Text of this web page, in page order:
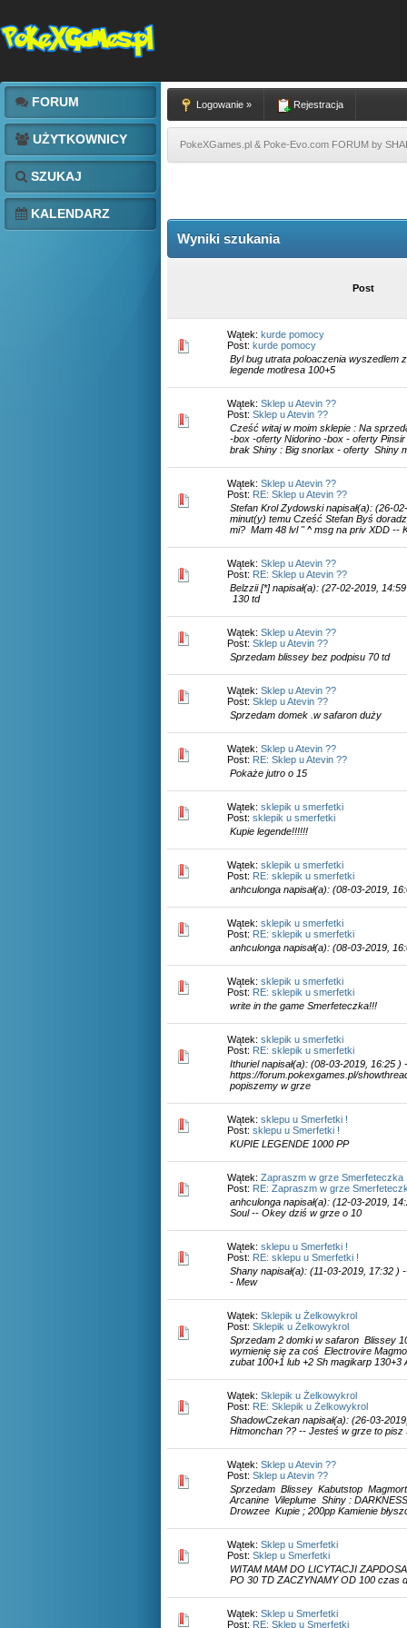
FORUM
UŻYTKOWNICY
SZUKAJ
KALENDARZ
Logowanie » Rejestracja
PokeXGames.pl & Poke-Evo.com FORUM by
Wyniki szukania
Post
Wątek: kurde pomocy
Post: kurde pomocy
Byl bug utrata poloaczenia wyszedlem
legende motlresa 100+5
Wątek: Sklep u Atevin ??
Post: Sklep u Atevin ??
Cześć witaj w moim sklepie : Na
-box -oferty Nidorino -box - oferty
brak Shiny : Big snorlax - oferty Shiny
Wątek: Sklep u Atevin ??
Post: RE: Sklep u Atevin ??
Stefan Krol Zydowski napisał(a): (26-
minut(y) temu Cześć Stefan Byś
mi? Mam 48 lvl " ^ msg na priv XDD --
Wątek: Sklep u Atevin ??
Post: RE: Sklep u Atevin ??
Belzzii [*] napisał(a): (27-02-2019,
130 td
Wątek: Sklep u Atevin ??
Post: Sklep u Atevin ??
Sprzedam blissey bez podpisu 70 td
Wątek: Sklep u Atevin ??
Post: Sklep u Atevin ??
Sprzedam domek .w safaron duży
Wątek: Sklep u Atevin ??
Post: RE: Sklep u Atevin ??
Pokaże jutro o 15
Wątek: sklepik u smerfetki
Post: sklepik u smerfetki
Kupie legende!!!!!!
Wątek: sklepik u smerfetki
Post: RE: sklepik u smerfetki
anhculonga napisał(a): (08-03-2019,
Wątek: sklepik u smerfetki
Post: RE: sklepik u smerfetki
anhculonga napisał(a): (08-03-2019,
Wątek: sklepik u smerfetki
Post: RE: sklepik u smerfetki
write in the game Smerfeteczka!!!
Wątek: sklepik u smerfetki
Post: RE: sklepik u smerfetki
Ithuriel napisał(a): (08-03-2019, 16:25
https://forum.pokexgames.pl/
popiszemy w grze
Wątek: sklepu u Smerfetki !
Post: sklepu u Smerfetki !
KUPIE LEGENDE 1000 PP
Wątek: Zapraszm w grze Smerfeteczka
Post: RE: Zapraszm w grze
anhculonga napisał(a): (12-03-2019,
Soul -- Okey dziś w grze o 10
Wątek: sklepu u Smerfetki !
Post: RE: sklepu u Smerfetki !
Shany napisał(a): (11-03-2019, 17:32
- Mew
Wątek: Sklepik u Żelkowykrol
Post: Sklepik u Żelkowykrol
Sprzedam 2 domki w safaron Blissey
wymienię się za coś Electrovire
zubat 100+1 lub +2 Sh magikarp 130+3
Wątek: Sklepik u Żelkowykrol
Post: RE: Sklepik u Żelkowykrol
ShadowCzekan napisał(a): (26-03-
Hitmonchan ?? -- Jesteś w grze to
Wątek: Sklep u Atevin ??
Post: Sklep u Atevin ??
Sprzedam Blissey Kabutstop
Arcanine Vileplume Shiny :
Drowzee Kupie ; 200pp Kamienie
Wątek: Sklep u Smerfetki
Post: Sklep u Smerfetki
WITAM MAM DO LICYTACJI
PO 30 TD ZACZYNAMY OD 100 czas
Wątek: Sklep u Smerfetki
Post: RE: Sklep u Smerfetki